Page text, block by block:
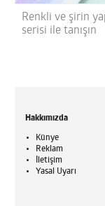
Renkli ve şirin
serisi ile tanışın
Hakkımızda
Künye
Reklam
İletişim
Yasal Uyarı